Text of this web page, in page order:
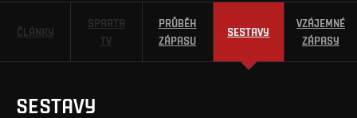
ČLÁNKY
SPARTA
TV
PRŮBĚH
ZÁPASU
SESTAVY
VZÁJEMNÉ
ZÁPASY
SESTAVY